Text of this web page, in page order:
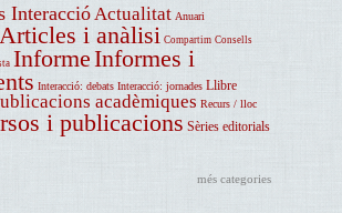
Interacció Actualitat Anuari
Articles i anàlisi Compartim Consells
InformeInformes i
Interacció: debats Interacció: jornades Llibre
acadèmiques Recurs / lloc
i publicacions Sèries editorials
més categories